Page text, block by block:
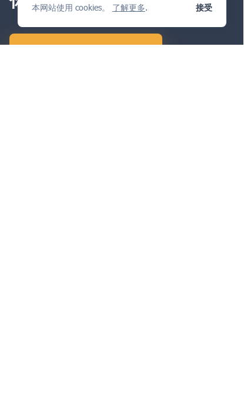
本网站使用 cookies。 了解更多. 接受